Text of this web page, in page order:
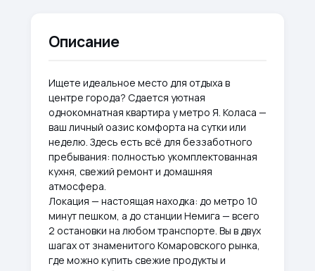
Описание
Ищете идеальное место для отдыха в
центре города? Сдается уютная
однокомнатная квартира у метро Я. Коласа —
ваш личный оазис комфорта на сутки или
неделю. Здесь есть всё для беззаботного
пребывания: полностью укомплектованная
кухня, свежий ремонт и домашняя
атмосфера.
Локация — настоящая находка: до метро 10
минут пешком, а до станции Немига — всего
2 остановки на любом транспорте. Вы в двух
шагах от знаменитого Комаровского рынка,
где можно купить свежие продукты и